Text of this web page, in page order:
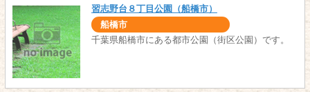
習志野台８丁目公園（船橋市）
船橋市
千葉県船橋市にある都市公園（街区公園）です。